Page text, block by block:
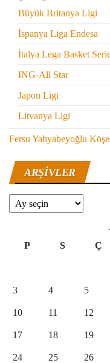
Büyük Britanya Ligi
İspanya Liga Endesa
İtalya Lega Basket
ING-All Star
Japon Ligi
Litvanya Ligi
Fersu Yahyabeyoğlu
ARŞIVLER
Arşivler
P
S Ç
3 4 5
10 11 12
17 18 19
24 25 26